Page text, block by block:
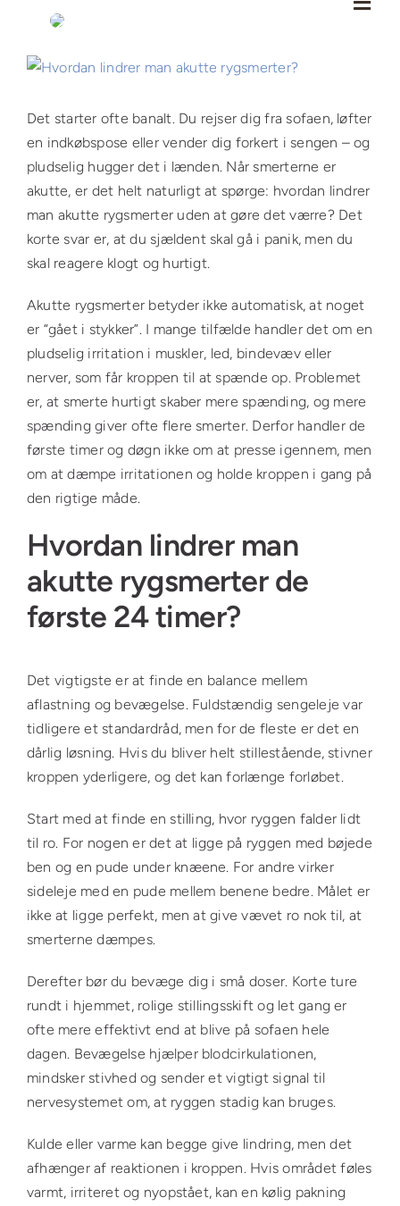
content
Se
billede
Det starter ofte banalt. Du rejser dig fra sofaen, løfter
en indkøbspose eller vender dig forkert i sengen – og
pludselig hugger det i lænden. Når smerterne er
akutte, er det helt naturligt at spørge: hvordan lindrer
man akutte rygsmerter uden at gøre det værre? Det
korte svar er, at du sjældent skal gå i panik, men du
skal reagere klogt og hurtigt.
Akutte rygsmerter betyder ikke automatisk, at noget
er “gået i stykker”. I mange tilfælde handler det om en
pludselig irritation i muskler, led, bindevæv eller
nerver, som får kroppen til at spænde op. Problemet
er, at smerte hurtigt skaber mere spænding, og mere
spænding giver ofte flere smerter. Derfor handler de
første timer og døgn ikke om at presse igennem, men
om at dæmpe irritationen og holde kroppen i gang på
den rigtige måde.
Hvordan lindrer man
akutte rygsmerter de
første 24 timer?
Det vigtigste er at finde en balance mellem
aflastning og bevægelse. Fuldstændig sengeleje var
tidligere et standardråd, men for de fleste er det en
dårlig løsning. Hvis du bliver helt stillestående, stivner
kroppen yderligere, og det kan forlænge forløbet.
Start med at finde en stilling, hvor ryggen falder lidt
til ro. For nogen er det at ligge på ryggen med bøjede
ben og en pude under knæene. For andre virker
sideleje med en pude mellem benene bedre. Målet er
ikke at ligge perfekt, men at give vævet ro nok til, at
smerterne dæmpes.
Derefter bør du bevæge dig i små doser. Korte ture
rundt i hjemmet, rolige stillingsskift og let gang er
ofte mere effektivt end at blive på sofaen hele
dagen. Bevægelse hjælper blodcirkulationen,
mindsker stivhed og sender et vigtigt signal til
nervesystemet om, at ryggen stadig kan bruges.
Kulde eller varme kan begge give lindring, men det
afhænger af reaktionen i kroppen. Hvis området føles
varmt, irriteret og nyopstået, kan en kølig pakning